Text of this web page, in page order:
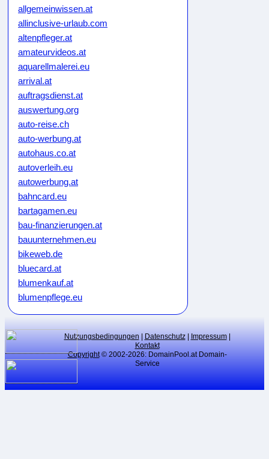
allgemeinwissen.at
allinclusive-urlaub.com
altenpfleger.at
amateurvideos.at
aquarellmalerei.eu
arrival.at
auftragsdienst.at
auswertung.org
auto-reise.ch
auto-werbung.at
autohaus.co.at
autoverleih.eu
autowerbung.at
bahncard.eu
bartagamen.eu
bau-finanzierungen.at
bauunternehmen.eu
bikeweb.de
bluecard.at
blumenkauf.at
blumenpflege.eu
börsenmakler.eu
branchen-verzeichnis.at
cardgame.at
catch-domain.eu
Nutzungsbedingungen Datenschutz| Impressum|
Kontakt
Copyright© 2002-2026: DomainPool.at Domain-
Service